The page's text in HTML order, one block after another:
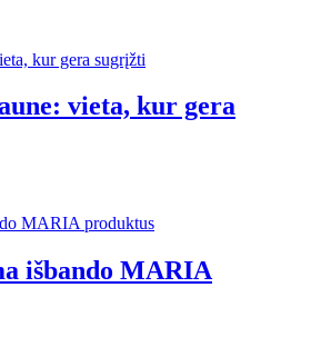
vieta, kur gera
išbando MARIA